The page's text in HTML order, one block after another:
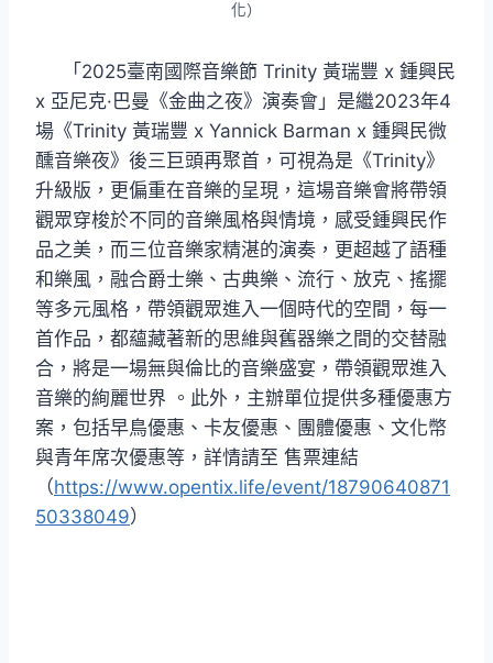
化）
「2025臺南國際音樂節 Trinity 黃瑞豐 x 鍾興民
x 亞尼克·巴曼《金曲之夜》演奏會」是繼2023年4
場《Trinity 黃瑞豐 x Yannick Barman x 鍾興民微
醺音樂夜》後三巨頭再聚首，可視為是《Trinity》
升級版，更偏重在音樂的呈現，這場音樂會將帶領
觀眾穿梭於不同的音樂風格與情境，感受鍾興民作
品之美，而三位音樂家精湛的演奏，更超越了語種
和樂風，融合爵士樂、古典樂、流行、放克、搖擺
等多元風格，帶領觀眾進入一個時代的空間，每一
首作品，都蘊藏著新的思維與舊器樂之間的交替融
合，將是一場無與倫比的音樂盛宴，帶領觀眾進入
音樂的絢麗世界 。此外，主辦單位提供多種優惠方
案，包括早鳥優惠、卡友優惠、團體優惠、文化幣
與青年席次優惠等，詳情請至 售票連結
（https://www.opentix.life/event/18790640871
50338049）